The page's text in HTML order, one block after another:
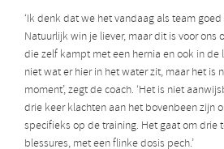
‘Ik denk dat we het vandaag als team
Natuurlijk win je liever, maar dit is voor ons
die zelf kampt met een hernia en ook in de
niet wat er hier in het water zit, maar het is
moment’, zegt de coach. ‘Het is niet
drie keer klachten aan het bovenbeen zijn
specifieks op de training. Het gaat om drie
blessures, met een flinke dosis pech.’